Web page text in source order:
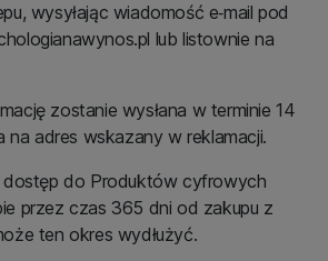
wysyłając wiadomość e‑mail pod
lub listownie na
zostanie wysłana w terminie 14
na adres wskazany w reklamacji.
dostęp do Produktów cyfrowych
przez czas 365 dni od zakupu z
ten okres wydłużyć.